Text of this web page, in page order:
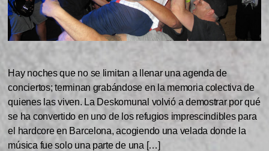
Hay noches que no se limitan a llenar una agenda de
conciertos; terminan grabándose en la memoria colectiva de
quienes las viven. La Deskomunal volvió a demostrar por qué
se ha convertido en uno de los refugios imprescindibles para
el hardcore en Barcelona, acogiendo una velada donde la
música fue solo una parte de una […]